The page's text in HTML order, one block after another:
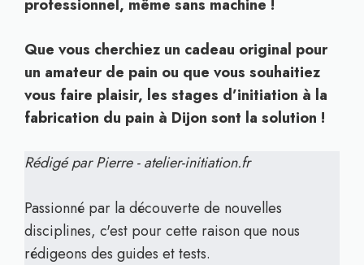
professionnel, même sans machine !
Que vous cherchiez un cadeau original pour
un amateur de pain ou que vous souhaitiez
vous faire plaisir, les stages d’initiation à la
fabrication du pain à Dijon sont la solution !
Rédigé par Pierre - atelier-initiation.fr
Passionné par la découverte de nouvelles
disciplines, c'est pour cette raison que nous
rédigeons des guides et tests.